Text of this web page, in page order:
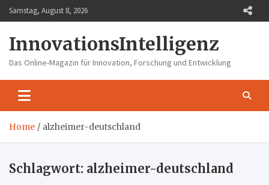
Skip
to
Samstag, August 8, 2026
InnovationsIntelligenz
Das Online-Magazin für Innovation, Forschung und Entwicklung
Home alzheimer-deutschland
Schlagwort: alzheimer-deutschland